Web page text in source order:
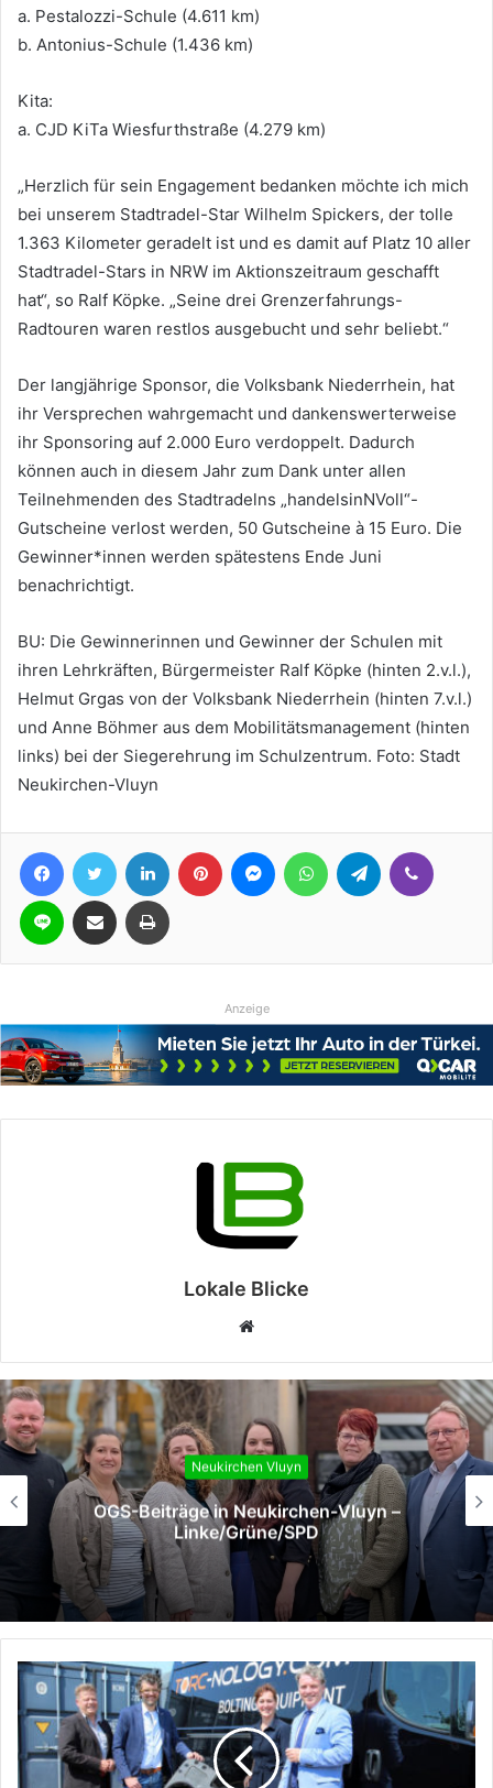
a. Pestalozzi-Schule (4.611 km)
b. Antonius-Schule (1.436 km)
Kita:
a. CJD KiTa Wiesfurthstraße (4.279 km)
„Herzlich für sein Engagement bedanken möchte ich mich
bei unserem Stadtradel-Star Wilhelm Spickers, der tolle
1.363 Kilometer geradelt ist und es damit auf Platz 10 aller
Stadtradel-Stars in NRW im Aktionszeitraum geschafft
hat“, so Ralf Köpke. „Seine drei Grenzerfahrungs-
Radtouren waren restlos ausgebucht und sehr beliebt.“
Der langjährige Sponsor, die Volksbank Niederrhein, hat
ihr Versprechen wahrgemacht und dankenswerterweise
ihr Sponsoring auf 2.000 Euro verdoppelt. Dadurch
können auch in diesem Jahr zum Dank unter allen
Teilnehmenden des Stadtradelns „handelsinNVoll“-
Gutscheine verlost werden, 50 Gutscheine à 15 Euro. Die
Gewinner*innen werden spätestens Ende Juni
benachrichtigt.
BU: Die Gewinnerinnen und Gewinner der Schulen mit
ihren Lehrkräften, Bürgermeister Ralf Köpke (hinten 2.v.l.),
Helmut Grgas von der Volksbank Niederrhein (hinten 7.v.l.)
und Anne Böhmer aus dem Mobilitätsmanagement (hinten
links) bei der Siegerehrung im Schulzentrum. Foto: Stadt
Neukirchen-Vluyn
FacebookTwitter LinkedIn Pinterest MessengerWhatsAppTelegram
Line Teile per E-Mail Drucken
Anzeige
Lokale Blicke
Webseite
Neukirchen Vluyn
Erfolgreicher Auftakt